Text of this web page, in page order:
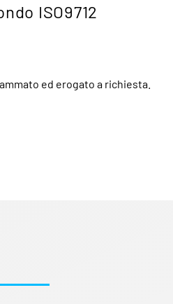
ISO9712
ed erogato a richiesta.